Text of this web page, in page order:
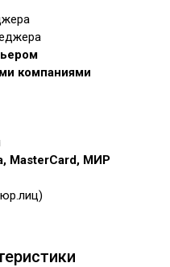
компаниями
MasterCard, МИР